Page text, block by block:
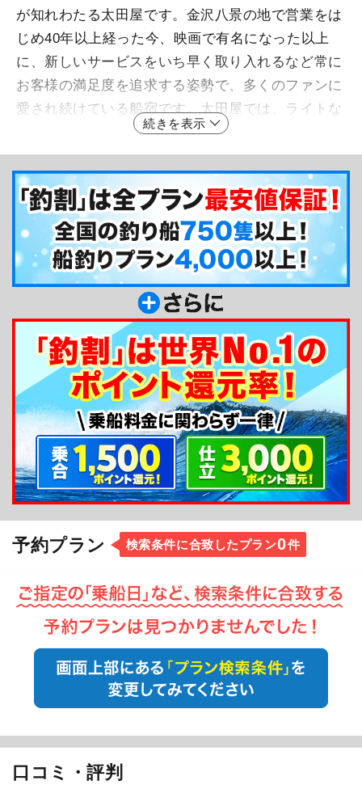
が知れわたる太田屋です。金沢八景の地で営業をは
じめ40年以上経った今、映画で有名になった以上
に、新しいサービスをいち早く取り入れるなど常に
お客様の満足度を追求する姿勢で、多くのファンに
愛され続けている船宿です。太田屋では、ライトな
ものから本格フィッシングまで幅広い釣りのライン
ナップがありますので、常宿として長く付きあえま
す。またバーベキューや屋形船とのセットプランが
できるのも太田屋ならでは。女性やお子様の受け入
れ態勢も万全なので、ご家族連れの方にもオススメ
ですよ☆
釣り船からのメッセージ
こんにちは！金沢八景の太田屋です。当店では、
四季折々の魚、エサやルアーなど皆様の幅広いニー
ズにお応えできるように、様々なプランをご用意致
しております。初心者やご家族連れの方も大歓迎で
お待ちしております。宜しくお願いいたします。
続きを表示
予約プラン 検索条件に合致したプラン0件
口コミ・評判